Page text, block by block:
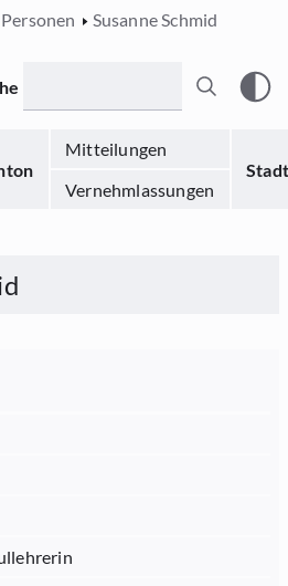
Personen Susanne Schmid
Mitteilungen
Stadt
Vernehmlassungen